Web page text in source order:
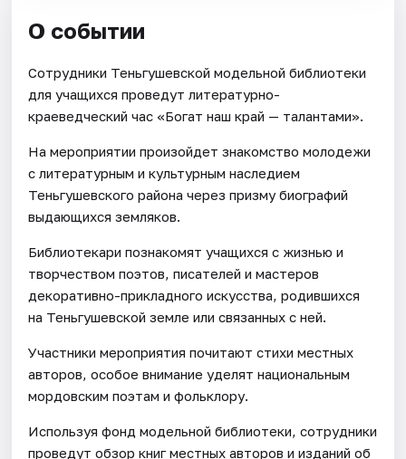
О событии
Сотрудники Теньгушевской модельной библиотеки
для учащихся проведут литературно-
краеведческий час «Богат наш край — талантами».
На мероприятии произойдет знакомство молодежи
с литературным и культурным наследием
Теньгушевского района через призму биографий
выдающихся земляков.
Библиотекари познакомят учащихся с жизнью и
творчеством поэтов, писателей и мастеров
декоративно-прикладного искусства, родившихся
на Теньгушевской земле или связанных с ней.
Участники мероприятия почитают стихи местных
авторов, особое внимание уделят национальным
мордовским поэтам и фольклору.
Используя фонд модельной библиотеки, сотрудники
проведут обзор книг местных авторов и изданий об